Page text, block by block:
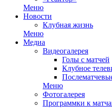
Меню
Новости
Клубная жизнь
Меню
Медиа
Видеогалерея
Голы с матчей
Клубное
Меню
Фотогалерея
Программки к